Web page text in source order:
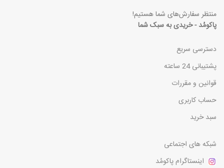
منتظر سفارش‌های شما هستیم!
پاکومُد - خریدی به سبک شما
دسترسی سریع
پشتیبانی 24 ساعته
قوانین و مقررات
حساب کاربری
سبد خرید
شبکه های اجتماعی
اینستاگرام پاکومُد